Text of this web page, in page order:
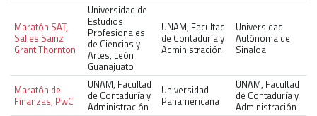
Maratón SAT,
Salles Sainz
Grant Thornton
Universidad de
Estudios
Profesionales
de Ciencias y
Artes, León
Guanajuato
UNAM, Facultad
de Contaduría y
Administración
Universidad
Autónoma de
Sinaloa
Maratón de
Finanzas, PwC
UNAM, Facultad
de Contaduría y
Administración
Universidad
Panamericana
UNAM, Facultad
de Contaduría y
Administración